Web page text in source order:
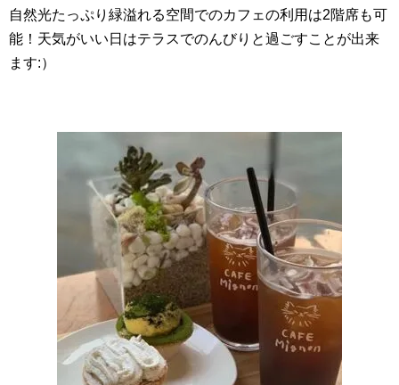
自然光たっぷり緑溢れる空間でのカフェの利用は2階席も可
能！天気がいい日はテラスでのんびりと過ごすことが出来
ます:）